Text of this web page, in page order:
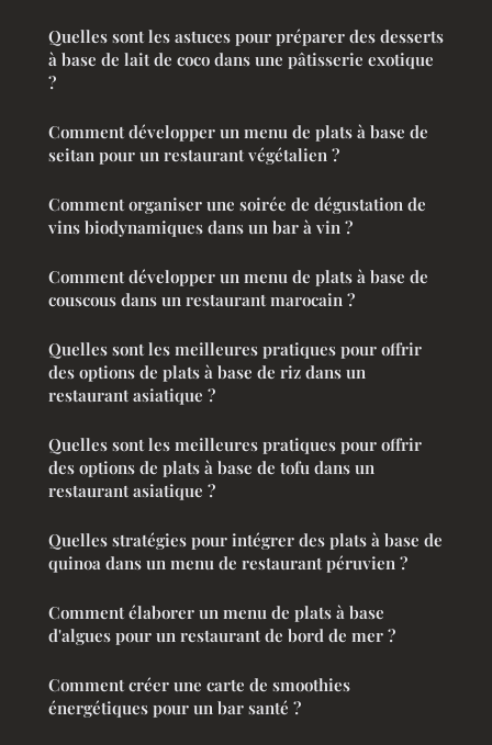
Quelles sont les astuces pour préparer des desserts
à base de lait de coco dans une pâtisserie exotique
?
Comment développer un menu de plats à base de
seitan pour un restaurant végétalien ?
Comment organiser une soirée de dégustation de
vins biodynamiques dans un bar à vin ?
Comment développer un menu de plats à base de
couscous dans un restaurant marocain ?
Quelles sont les meilleures pratiques pour offrir
des options de plats à base de riz dans un
restaurant asiatique ?
Quelles sont les meilleures pratiques pour offrir
des options de plats à base de tofu dans un
restaurant asiatique ?
Quelles stratégies pour intégrer des plats à base de
quinoa dans un menu de restaurant péruvien ?
Comment élaborer un menu de plats à base
d'algues pour un restaurant de bord de mer ?
Comment créer une carte de smoothies
énergétiques pour un bar santé ?